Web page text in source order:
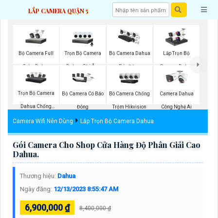
LẮP CAMERA QUẬN 5
Bộ Camera Full
Color Dahua
Trọn Bộ Camera
Dahua Ghi Âm
Bộ Camera Dahua
Báo Động
Lắp Trọn Bộ
Camera Dahua
Trọn Bộ Camera
Dahua Chống
Trộm
Bộ Camera Có Báo
Đông
Bô Camera Chống
Trộm Hikvision
Camera Dahua
Công Nghệ Ai
Camera Wifi Nên Dùng Lắp Trọn Bộ Camera Dahua
Gói Camera Cho Shop Cửa Hàng Độ Phân Giải Cao
Dahua.
Thương hiệu: Dahua
Ngày đăng: 12/13/2023 8:55:47 AM
6,900,000 ₫ 8,400,000 ₫